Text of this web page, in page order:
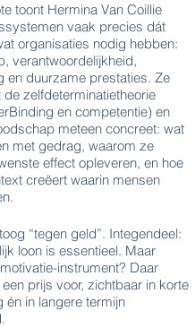
toont Hermina Van Coillie
vaak precies dát
organisaties nodig hebben:
verantwoordelijkheid,
en duurzame prestaties. Ze
zelfdeterminatietheorie
en competentie) en
meteen concreet: wat
met gedrag, waarom ze
effect opleveren, en hoe
creëert waarin mensen
“tegen geld”. Integendeel:
loon is essentieel. Maar
instrument? Daar
prijs voor, zichtbaar in korte
én in langere termijn